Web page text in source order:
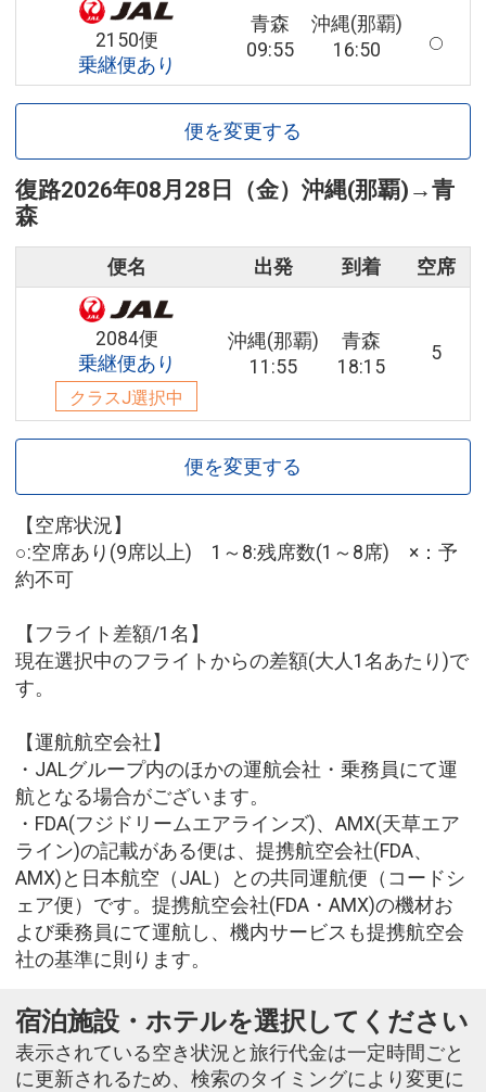
2150便
乗継便あり
青森
09:55
沖縄(那覇)
16:50
便を変更する
復路2026年08月28日（金） 沖縄(那覇) →青
森
便名 出発 到着 空席
2084便
乗継便あり
クラスJ選択中
沖縄(那覇)
11:55
青森
18:15
5
便を変更する
【空席状況】
○:空席あり(9席以上) 1～8:残席数(1～8席) ×：予
約不可
【フライト差額/1名】
現在選択中のフライトからの差額(大人1名あたり)で
す。
【運航航空会社】
・JALグループ内のほかの運航会社・乗務員にて運
航となる場合がございます。
・FDA(フジドリームエアラインズ)、AMX(天草エア
ライン)の記載がある便は、提携航空会社(FDA、
AMX)と日本航空（JAL）との共同運航便（コードシ
ェア便）です。提携航空会社(FDA・AMX)の機材お
よび乗務員にて運航し、機内サービスも提携航空会
社の基準に則ります。
宿泊施設・ホテルを選択してください
表示されている空き状況と旅行代金は一定時間ごと
に更新されるため、検索のタイミングにより変更に